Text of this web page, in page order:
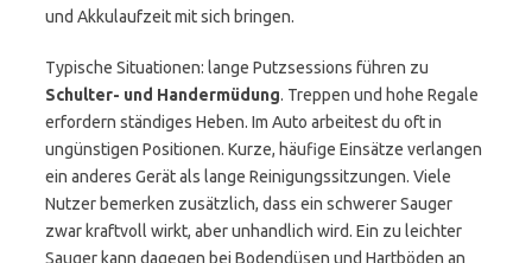
und Akkulaufzeit mit sich bringen.
Typische Situationen: lange Putzsessions führen zu
Schulter- und Handermüdung. Treppen und hohe Regale
erfordern ständiges Heben. Im Auto arbeitest du oft in
ungünstigen Positionen. Kurze, häufige Einsätze verlangen
ein anderes Gerät als lange Reinigungssitzungen. Viele
Nutzer bemerken zusätzlich, dass ein schwerer Sauger
zwar kraftvoll wirkt, aber unhandlich wird. Ein zu leichter
Sauger kann dagegen bei Bodendüsen und Hartböden an